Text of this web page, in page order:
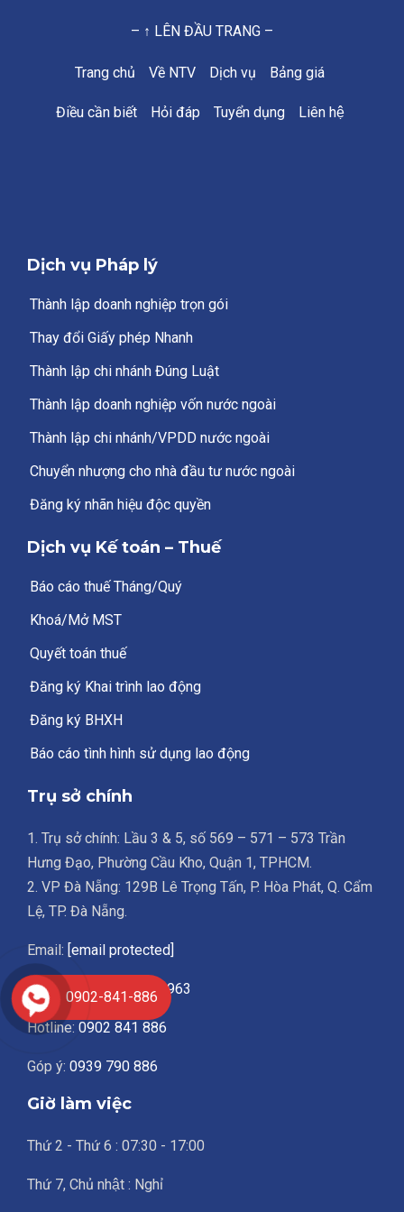
– ↑ LÊN ĐẦU TRANG –
Trang chủ Về NTV Dịch vụ Bảng giá
Điều cần biết Hỏi đáp Tuyển dụng Liên hệ
Dịch vụ Pháp lý
Thành lập doanh nghiệp trọn gói
Thay đổi Giấy phép Nhanh
Thành lập chi nhánh Đúng Luật
Thành lập doanh nghiệp vốn nước ngoài
Thành lập chi nhánh/VPDD nước ngoài
Chuyển nhượng cho nhà đầu tư nước ngoài
Đăng ký nhãn hiệu độc quyền
Dịch vụ Kế toán – Thuế
Báo cáo thuế Tháng/Quý
Khoá/Mở MST
Quyết toán thuế
Đăng ký Khai trình lao động
Đăng ký BHXH
Báo cáo tình hình sử dụng lao động
Trụ sở chính
1. Trụ sở chính: Lầu 3 & 5, số 569 – 571 – 573 Trần
Hưng Đạo, Phường Cầu Kho, Quận 1, TPHCM.
2. VP Đà Nẵng: 129B Lê Trọng Tấn, P. Hòa Phát, Q. Cẩm
Lệ, TP. Đà Nẵng.
Email: [email protected]
Điện thoại: 028.3836.1963
Hotline: 0902 841 886
Góp ý: 0939 790 886
Giờ làm việc
Thứ 2 - Thứ 6 : 07:30 - 17:00
Thứ 7, Chủ nhật : Nghỉ
0902-841-886